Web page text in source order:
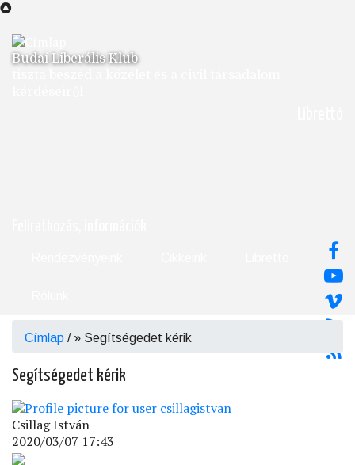
Ugrás
tartalomra
Budai Liberális Klub
Morzsa
Címlap / Segítségedet kérik
Segítségedet kérik
Csillag István
2020/03/07 17:43